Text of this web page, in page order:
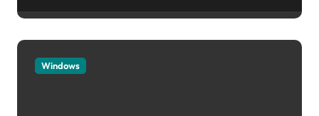
Windows